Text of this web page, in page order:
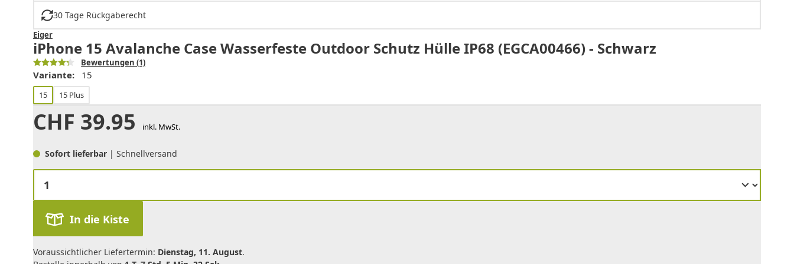
30 Tage Rückgaberecht
Eiger
iPhone 15 Avalanche Case Wasserfeste Outdoor Schutz Hülle IP68 (EGCA00466) - Schwarz
Bewertungen (1)
Variante: 15
15 15 Plus
CHF 39.95 inkl. MwSt.
Sofort lieferbar | Schnellversand
In die Kiste
Voraussichtlicher Liefertermin: Dienstag, 11. August.